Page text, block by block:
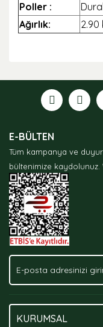
Poller :
Ağırlık:
2.90
formunu kullanarak
Görüş ve
Ürün
Ürün bilgilerinde
Ürün fiyatı diğer
Bu ürüne benzer
E-BÜLTEN
Tüm kampanya ve
bültenimize kaydolunuz.
KURUMSAL